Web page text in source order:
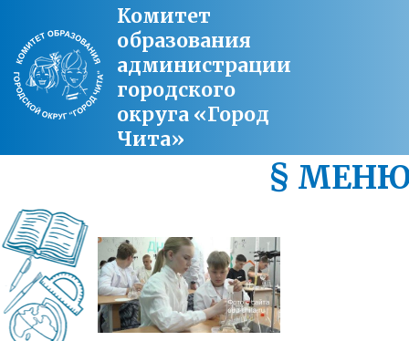
Комитет
образования
администрации
городского
округа «Город
Чита»
§